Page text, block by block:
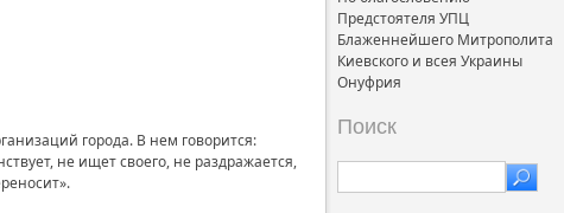
города. В нем говорится:
не ищет своего, не раздражается,
Предстоятеля УПЦ
Блаженнейшего Митрополита
Киевского и всея Украины
Онуфрия
Поиск